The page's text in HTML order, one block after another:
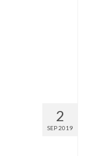
2
SEP 2019